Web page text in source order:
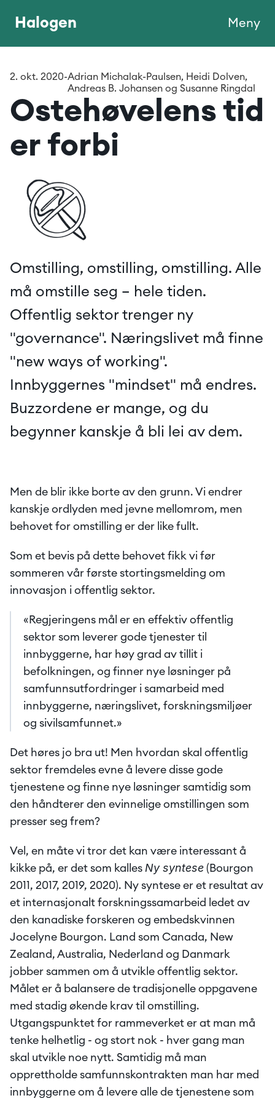
Halogen Meny
2. okt. 2020-Adrian Michalak-Paulsen, Heidi Dolven,
Andreas B. Johansen og Susanne Ringdal
Ostehøvelens tid
er forbi
Omstilling, omstilling, omstilling. Alle
må omstille seg – hele tiden.
Offentlig sektor trenger ny
"governance". Næringslivet må finne
"new ways of working".
Innbyggernes "mindset" må endres.
Buzzordene er mange, og du
begynner kanskje å bli lei av dem.
Men de blir ikke borte av den grunn. Vi endrer
kanskje ordlyden med jevne mellomrom, men
behovet for omstilling er der like fullt.
Som et bevis på dette behovet fikk vi før
sommeren vår første stortingsmelding om
innovasjon i offentlig sektor.
«Regjeringens mål er en effektiv offentlig
sektor som leverer gode tjenester til
innbyggerne, har høy grad av tillit i
befolkningen, og finner nye løsninger på
samfunnsutfordringer i samarbeid med
innbyggerne, næringslivet, forskningsmiljøer
og sivilsamfunnet.»
Det høres jo bra ut! Men hvordan skal offentlig
sektor fremdeles evne å levere disse gode
tjenestene og finne nye løsninger samtidig som
den håndterer den evinnelige omstillingen som
presser seg frem?
Vel, en måte vi tror det kan være interessant å
kikke på, er det som kalles Ny syntese (Bourgon
2011, 2017, 2019, 2020). Ny syntese er et resultat av
et internasjonalt forskningssamarbeid ledet av
den kanadiske forskeren og embedskvinnen
Jocelyne Bourgon. Land som Canada, New
Zealand, Australia, Nederland og Danmark
jobber sammen om å utvikle offentlig sektor.
Målet er å balansere de tradisjonelle oppgavene
med stadig økende krav til omstilling.
Utgangspunktet for rammeverket er at man må
tenke helhetlig - og stort nok - hver gang man
skal utvikle noe nytt. Samtidig må man
opprettholde samfunnskontrakten man har med
innbyggerne om å levere alle de tjenestene som